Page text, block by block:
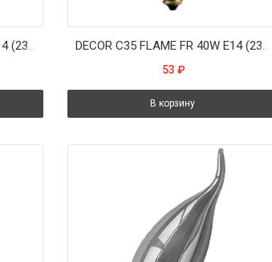
DECOR С35 FLAME FR 25W E14 (230V) FOTON_LIGHTING - лампа свеча на ветру матовая DECOR С35 FLAME FR 40W E14 (230V) FOTON_LIGHTING - лампа свеча на ветру матовая
53 ₽
В корзину